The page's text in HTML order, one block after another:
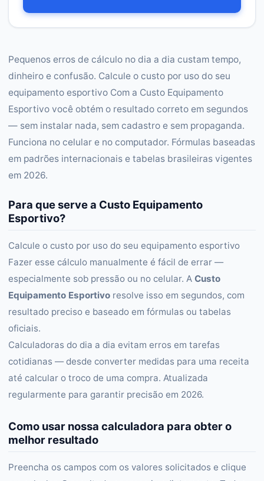
Pequenos erros de cálculo no dia a dia custam tempo,
dinheiro e confusão. Calcule o custo por uso do seu
equipamento esportivo Com a Custo Equipamento
Esportivo você obtém o resultado correto em segundos
— sem instalar nada, sem cadastro e sem propaganda.
Funciona no celular e no computador. Fórmulas baseadas
em padrões internacionais e tabelas brasileiras vigentes
em 2026.
Para que serve a Custo Equipamento
Esportivo?
Calcule o custo por uso do seu equipamento esportivo
Fazer esse cálculo manualmente é fácil de errar —
especialmente sob pressão ou no celular. A Custo
Equipamento Esportivo resolve isso em segundos, com
resultado preciso e baseado em fórmulas ou tabelas
oficiais.
Calculadoras do dia a dia evitam erros em tarefas
cotidianas — desde converter medidas para uma receita
até calcular o troco de uma compra. Atualizada
regularmente para garantir precisão em 2026.
Como usar nossa calculadora para obter o
melhor resultado
Preencha os campos com os valores solicitados e clique